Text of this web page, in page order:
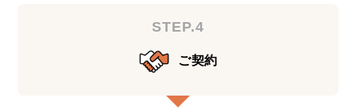
STEP.4
ご契約